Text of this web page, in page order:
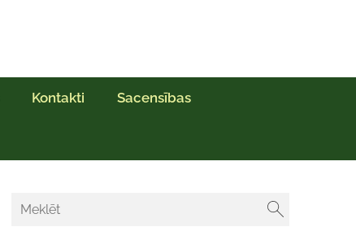
Kontakti Sacensības